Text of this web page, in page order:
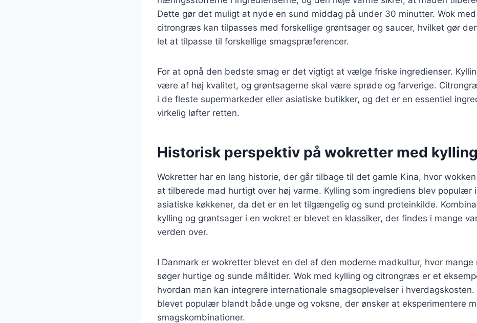
Dette gør det muligt at nyde en sund middag på under 30 minutter. Wok
citrongræs kan tilpasses med forskellige grøntsager og saucer, hvilket gør
let at tilpasse til forskellige smagspræferencer.
For at opnå den bedste smag er det vigtigt at vælge friske ingredienser.
være af høj kvalitet, og grøntsagerne skal være sprøde og farverige.
i de fleste supermarkeder eller asiatiske butikker, og det er en essentiel
virkelig løfter retten.
Historisk perspektiv på wokretter med kylling
Wokretter har en lang historie, der går tilbage til det gamle Kina, hvor
at tilberede mad hurtigt over høj varme. Kylling som ingrediens blev populær
asiatiske køkkener, da det er en let tilgængelig og sund proteinkilde.
kylling og grøntsager i en wokret er blevet en klassiker, der findes i mange
verden over.
I Danmark er wokretter blevet en del af den moderne madkultur, hvor mange
søger hurtige og sunde måltider. Wok med kylling og citrongræs er et
hvordan man kan integrere internationale smagsoplevelser i hverdagskosten.
blevet populær blandt både unge og voksne, der ønsker at eksperimentere
smagskombinationer.